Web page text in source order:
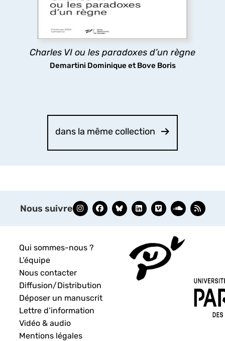
Charles VI ou les paradoxes d’un règne
Demartini Dominique et Bove Boris
sa folie même stimulait la réflexion politique : tels
découvrir
dans la même collection
Nous suivre
Qui sommes-nous ?
L’équipe
Nous contacter
Diffusion/Distribution
Déposer un manuscrit
Lettre d’information
Vidéo & audio
Mentions légales